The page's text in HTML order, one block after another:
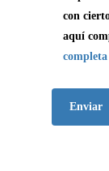
con
aquí
completa